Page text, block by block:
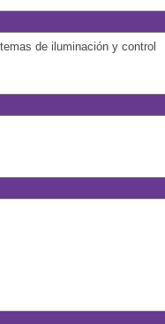
de iluminación y control